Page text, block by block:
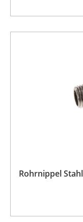
Rohrnippel